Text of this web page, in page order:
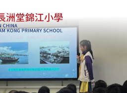
Toggle main menu visibility